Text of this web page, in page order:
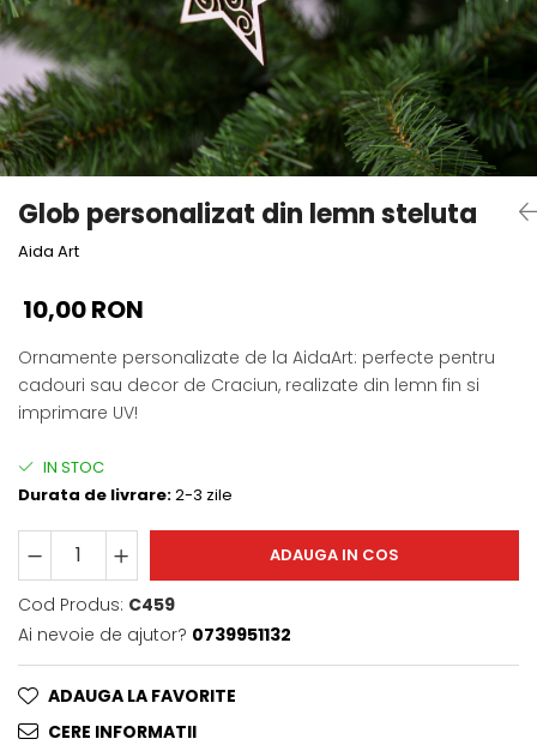
Decoratiuni Paste
Insigne / Brose
Agende Personalizate
Agende A5
Agende A6
Print personalizat
Felicitari personalizate
Printare poze
Martisoare
Semne de Carte
Articole pentru copii
Puzzle
Stickere
Trofee
Brelocuri
Brelocuri din Inox
Brelocuri de Lemn
Cercei din lemn
Cadouri absolvire
Glob personalizat din lemn steluta
Aida Art
10,00 RON
Ornamente personalizate de la AidaArt: perfecte pentru
cadouri sau decor de Craciun, realizate din lemn fin si
imprimare UV!
IN STOC
Durata de livrare:2-3 zile
ADAUGA IN COS
Cod Produs: C459
Ai nevoie de ajutor? 0739951132
ADAUGA LA FAVORITE
CERE INFORMATII